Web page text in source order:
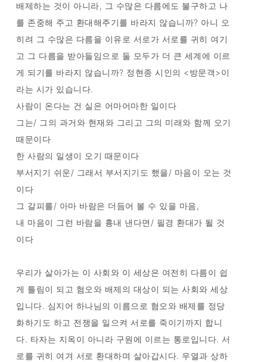
배제하는 것이 아니라, 그 수많은 다름에도 불구하고 나
를 존중해 주고 환대해주기를 바라지 않습니까? 아니 오
히려 그 수많은 다름을 이유로 서로가 서로를 귀히 여기
고 그 다름을 받아들임으로 둘 모두가 더 큰 세계에 이르
게 되기를 바라지 않습니까? 정현종 시인의 <방문객>이
라는 시가 있습니다.
사람이 온다는 건 실은 어마어마한 일이다
그는/ 그의 과거와 현재와 그리고 그의 미래와 함께 오기
때문이다
한 사람의 일생이 오기 때문이다
부서지기 쉬운/ 그래서 부서지기도 했을/ 마음이 오는 것
이다
그 갈피를/ 아마 바람은 더듬어 볼 수 있을 마음,
내 마음이 그런 바람을 흉내 낸다면/ 필경 환대가 될 것
이다
우리가 살아가는 이 사회와 이 세상은 여전히 다름이 쉽
게 틀림이 되고 혐오와 배제의 대상이 되는 사회와 세상
입니다. 심지어 하나님의 이름으로 혐오와 배제를 정당
화하기도 하고 전쟁을 일으켜 서로를 죽이기까지 합니
다. 타자는 지옥이 아니라 구원에 이르는 통로입니다. 서
로를 귀히 여겨 서로 환대하며 살아갑시다. 우열과 상하